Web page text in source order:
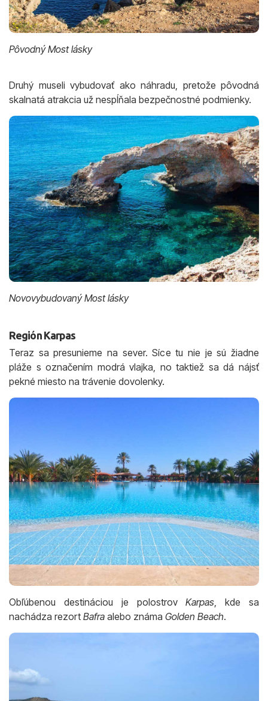
Pôvodný Most lásky
Druhý museli vybudovať ako náhradu, pretože pôvodná
skalnatá atrakcia už nespĺňala bezpečnostné podmienky.
Novovybudovaný Most lásky
Región Karpas
Teraz sa presunieme na sever. Síce tu nie je sú žiadne
pláže s označením modrá vlajka, no taktiež sa dá nájsť
pekné miesto na trávenie dovolenky.
Obľúbenou destináciou je polostrovKarpas , kde sa
nachádza rezort Bafra alebo známa Golden Beach.